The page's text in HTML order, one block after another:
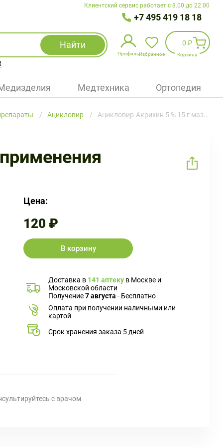
Клиентский сервис работает с 8.00 до 22.00
+7 495 419 18 18
Найти
Профиль
Избранное
Войти
Избранное
0 ₽
Корзина
Медтехника Ортопедия
Ацикловир Ацикловир-Акрихин 5 % 15 г мазь для наружного применения
Цена:
120 ₽
В корзину
Доставка в 141 аптеку в Москве и
Московской области
Получение7 августа - Бесплатно
Оплата при получении наличными или
картой
Срок хранения заказа 5 дней
с врачом